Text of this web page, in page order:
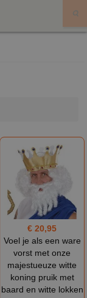
€ 20,95
Voel je als een ware
vorst met onze
majestueuze witte
koning pruik met
baard en witte lokken